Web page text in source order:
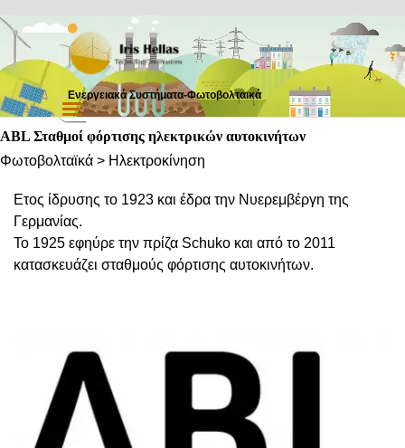
Ενεργειακά Συστήματα-Φωτοβολταικά
Παράλειψη μενού
ABL Σταθμοί φόρτισης ηλεκτρικών αυτοκινήτων
Φωτοβολταϊκά > Ηλεκτροκίνηση
Ετος ίδρυσης το 1923 και έδρα την Νυερεμβέργη της
Γερμανίας.
Το 1925 εφηύρε την πρίζα Schuko και από το 2011
κατασκευάζει σταθμούς φόρτισης αυτοκινήτων.